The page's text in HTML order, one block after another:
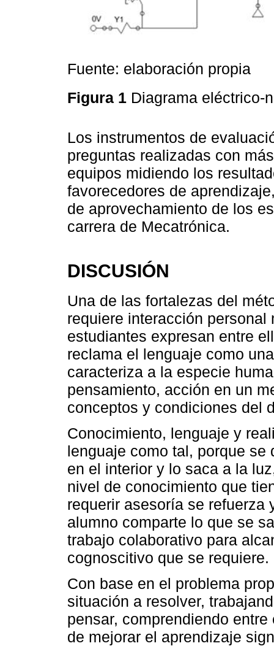
Fuente: elaboración propia
Figura 1 Diagrama eléctrico-
Los instrumentos de
preguntas realizadas con
equipos midiendo los
favorecedores de
de aprovechamiento de los
carrera de Mecatrónica.
DISCUSIÓN
Una de las fortalezas del
requiere interacción
estudiantes expresan entre
reclama el lenguaje como
caracteriza a la especie
pensamiento, acción en un
conceptos y condiciones del
Conocimiento, lenguaje y
lenguaje como tal, porque
en el interior y lo saca a la
nivel de conocimiento que
requerir asesoría se refuerza
alumno comparte lo que se
trabajo colaborativo para
cognoscitivo que se requiere.
Con base en el problema
situación a resolver,
pensar, comprendiendo
de mejorar el aprendizaje